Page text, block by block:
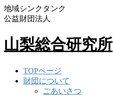
地域シンクタンク
公益財団法人
山梨総合研究所
TOPページ
財団について
ごあいさつ